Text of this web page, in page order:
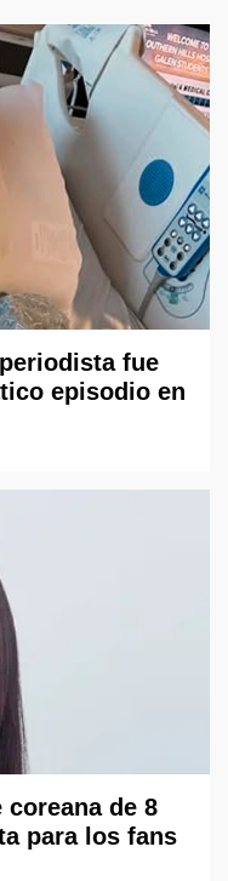
fue
episodio en
de 8
para los fans